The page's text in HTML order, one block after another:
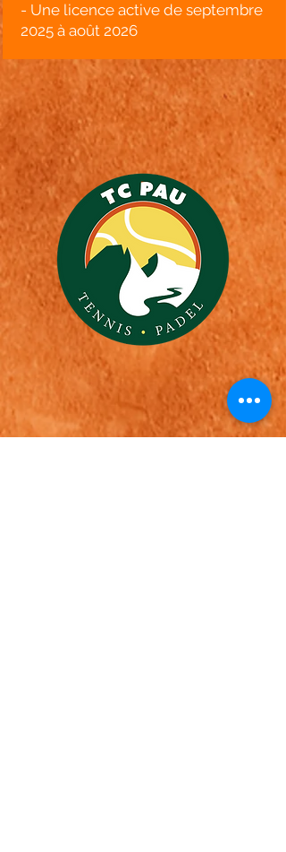
- Une licence active de septembre
2025 à août 2026